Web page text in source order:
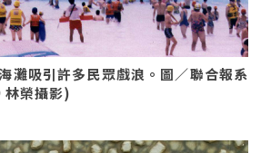
灘吸引許多民眾戲浪。圖／聯合報系
榮攝影)